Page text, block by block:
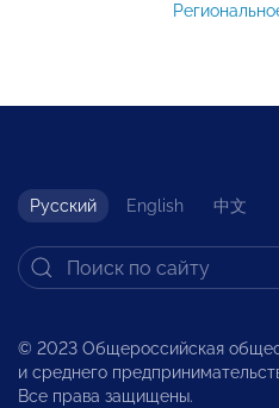
Русский English 中文
© 2023 Общероссийская
и среднего
Все права защищены.